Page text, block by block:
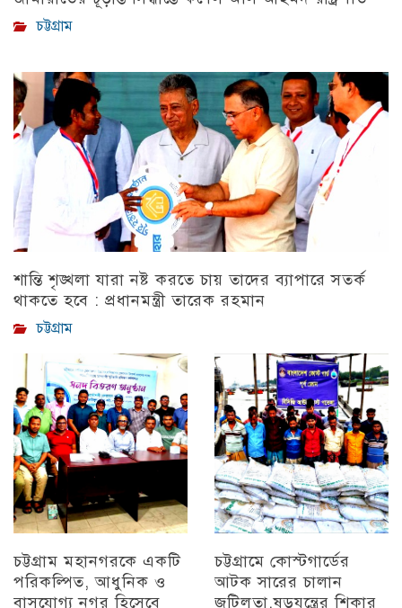
চট্টগ্রাম
শান্তি শৃঙ্খলা যারা নষ্ট করতে চায় তাদের ব্যাপারে সতর্ক
থাকতে হবে : প্রধানমন্ত্রী তারেক রহমান
চট্টগ্রাম
চট্টগ্রাম মহানগরকে একটি
পরিকল্পিত, আধুনিক ও
বাসযোগ্য নগর হিসেবে
চট্টগ্রামে কোস্টগার্ডের
আটক সারের চালান
জটিলতা,ষড়যন্ত্রের শিকার